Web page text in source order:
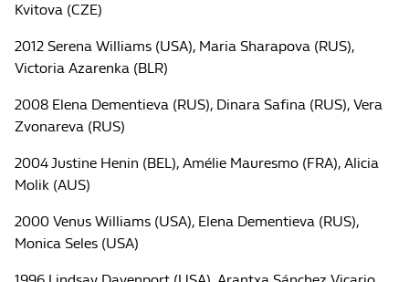
Kvitova (CZE)
2012 Serena Williams (USA), Maria Sharapova (RUS),
Victoria Azarenka (BLR)
2008 Elena Dementieva (RUS), Dinara Safina (RUS), Vera
Zvonareva (RUS)
2004 Justine Henin (BEL), Amélie Mauresmo (FRA), Alicia
Molik (AUS)
2000 Venus Williams (USA), Elena Dementieva (RUS),
Monica Seles (USA)